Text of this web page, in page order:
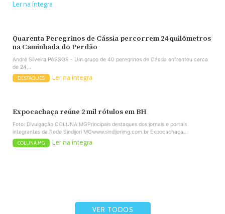
Ler na íntegra
Quarenta Peregrinos de Cássia percorrem 24 quilômetros
na Caminhada do Perdão
André Silveira PASSOS - Um grupo de 40 peregrinos de Cássia enfrentou cerca
de 24...
DESTAQUES Ler na íntegra
Expocachaça reúne 2 mil rótulos em BH
Foto: Divulgação COLUNA MGPrincipais destaques dos jornais e portais
integrantes da Rede Sindijori MGwww.sindijorimg.com.br Expocachaça...
COLUNA MG Ler na íntegra
VER TODOS